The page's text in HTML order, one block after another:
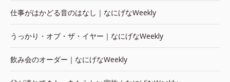
仕事がはかどる音のはなし｜なにげなWeekly
うっかり・オブ・ザ・イヤー｜なにげなWeekly
飲み会のオーダー｜なにげなWeekly